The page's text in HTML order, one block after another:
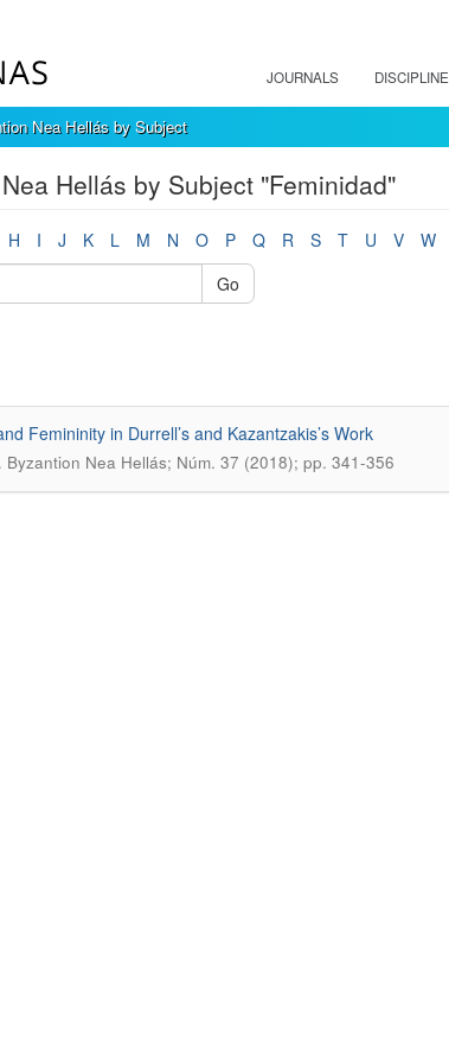
JOURNALS DISCIPLINE
Nea Hellás by Subject
Hellás by Subject "Feminidad"
H I J K L M N O P Q R S T U V W
Go
Femininity in Durrell’s and Kazantzakis’s Work
. Byzantion Nea Hellás; Núm. 37 (2018); pp. 341-356